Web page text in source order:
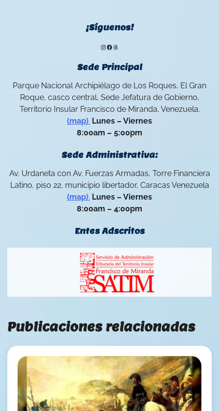
¡Síguenos!
Instagram
Facebook
Threads
Sede Principal
Parque Nacional Archipiélago de Los Roques, El Gran
Roque, casco central, Sede Jefatura de Gobierno,
Territorio Insular Francisco de Miranda, Venezuela.
(map). Lunes – Viernes
8:00am – 5:00pm
Sede Administrativa:
Av. Urdaneta con Av. Fuerzas Armadas, Torre Financiera
Latino, piso 22, municipio libertador, Caracas Venezuela
(map). Lunes – Viernes
8:00am – 4:00pm
Entes Adscritos
Publicaciones relacionadas